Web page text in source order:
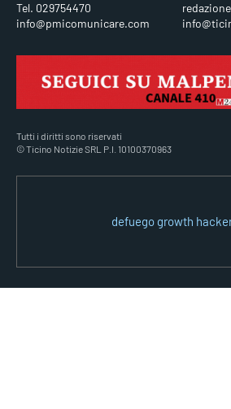
Tel. 029754470
info@pmicomunicare.com
Tutti i diritti sono riservati
© Ticino Notizie SRL P.I. 10100370963
defuego growth